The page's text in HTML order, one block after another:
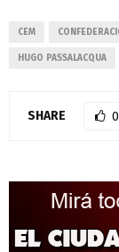
CEM
HUGO PASSALACQUA
SHARE 0